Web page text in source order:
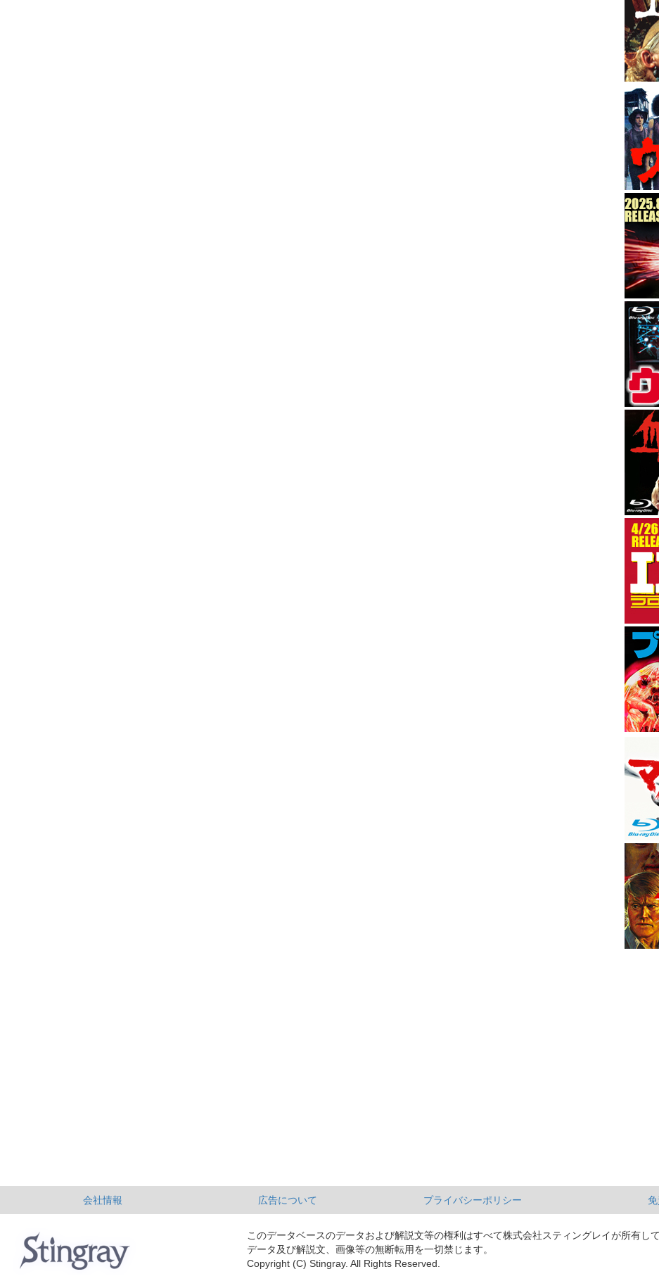
会社情報 広告について プライバシーポリシー
このデータベースのデータおよび解説文等の権利はすべて株式会社スティングレイが所有して
データ及び解説文、画像等の無断転用を一切禁じます。
Copyright (C) Stingray. All Rights Reserved.